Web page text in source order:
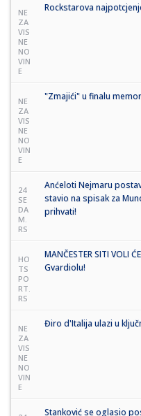
NE
ZA
VIS
NE
NO
VIN
E
Rockstarova
NE
ZA
VIS
NE
NO
VIN
E
"Zmajići" u finalu
24
SE
DA
M.
RS
Anćeloti Nejmaru
stavio na spisak za
prihvati!
HO
TS
PO
RT.
RS
MANČESTER SITI VOLI
Gvardiolu!
NE
ZA
VIS
NE
NO
VIN
E
Điro d'Italija ulazi u
Stanković se oglasio